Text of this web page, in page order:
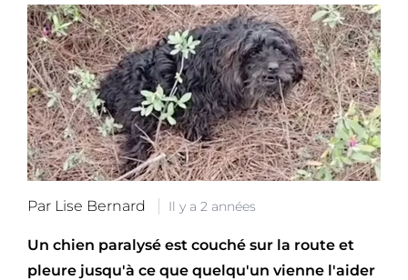
Par Lise Bernard Il y a 2 années
Un chien paralysé est couché sur la route et
pleure jusqu'à ce que quelqu'un vienne l'aider